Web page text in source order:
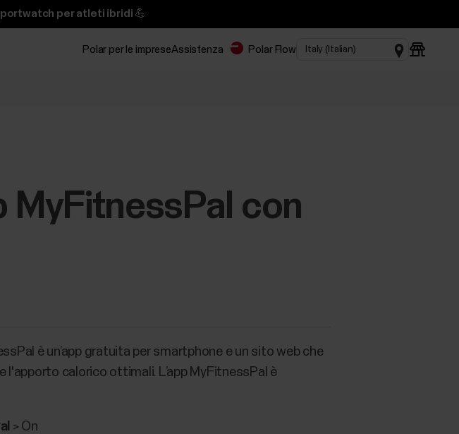
per atleti ibridi 💪
Polar per le impreseAssistenza Polar Flow
MyFitnessPal con
è un’app gratuita per smartphone e un sito web che
calorico ottimali. L’app MyFitnessPal è
> On